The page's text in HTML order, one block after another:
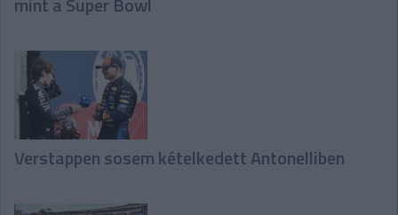
Verstappen sosem kételkedett Antonelliben